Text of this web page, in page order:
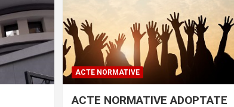
ACTE NORMATIVE
ACTE NORMATIVE ADOPTATE